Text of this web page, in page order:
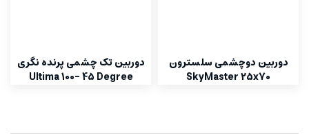
دوربین دوچشمی سلسترون
SkyMaster 25x70
دوربین تک چشمی پرنده نگری
Ultima 100- 45 Degree